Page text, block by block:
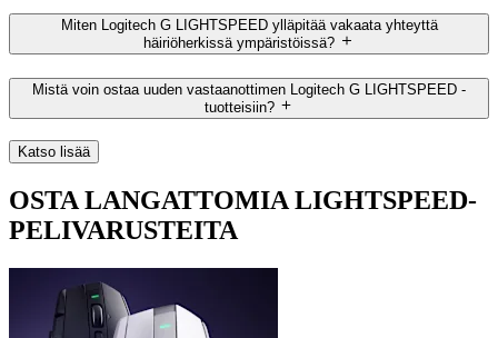
Miten Logitech G LIGHTSPEED ylläpitää vakaata yhteyttä
häiriöherkissä ympäristöissä?
Mistä voin ostaa uuden vastaanottimen Logitech G LIGHTSPEED -
tuotteisiin?
Katso lisää
OSTA LANGATTOMIA LIGHTSPEED-
PELIVARUSTEITA